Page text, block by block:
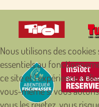
Nous utilisons des
essentiels au
ce site et l’expérience
vous-même si vous
vous les rejetez, vous